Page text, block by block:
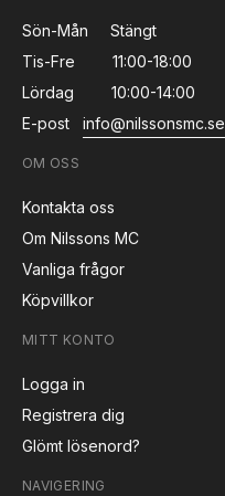
Sön-Mån
Stängt
Tis-Fre
11:00-18:00
Lördag
10:00-14:00
E-post
info@nilssonsmc.se
OM OSS
Kontakta oss
Om Nilssons MC
Vanliga frågor
Köpvillkor
MITT KONTO
Logga in
Registrera dig
Glömt lösenord?
NAVIGERING